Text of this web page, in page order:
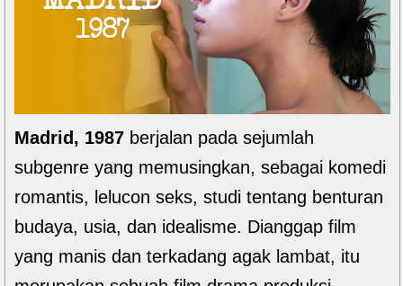
Madrid, 1987 berjalan pada sejumlah
subgenre yang memusingkan, sebagai komedi
romantis, lelucon seks, studi tentang benturan
budaya, usia, dan idealisme. Dianggap film
yang manis dan terkadang agak lambat, itu